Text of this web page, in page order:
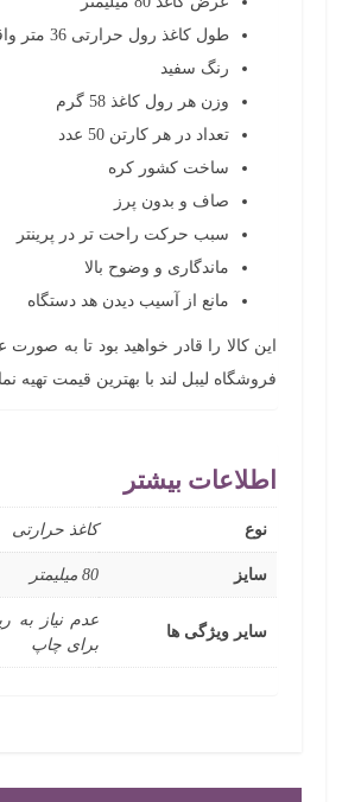
طول کاغذ رول حرارتی 36 متر واقعی
رنگ سفید
وزن هر رول کاغذ 58 گرم
تعداد در هر کارتن 50 عدد
ساخت کشور کره
صاف و بدون پرز
سبب حرکت راحت تر در پرینتر
ماندگاری و وضوح بالا
مانع از آسیب دیدن هد دستگاه
این کالا را قادر خواهید بود تا به صورت
فروشگاه لیبل لند با بهترین قیمت تهیه
اطلاعات بیشتر
نوع کاغذ حرارتی
سایز 80 میلیمتر
سایر ویژگی ها
عدم نیاز به
برای چاپ